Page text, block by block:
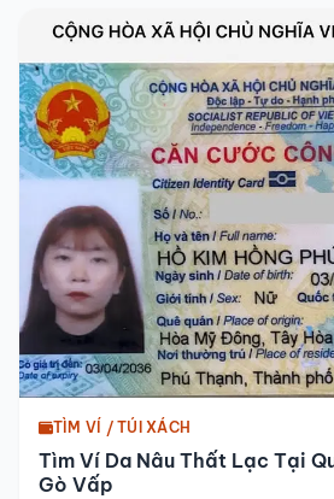
TÌM VÍ / TÚI XÁCH
Tìm Ví Da Nâu Thất Lạc Tại
Gò Vấp